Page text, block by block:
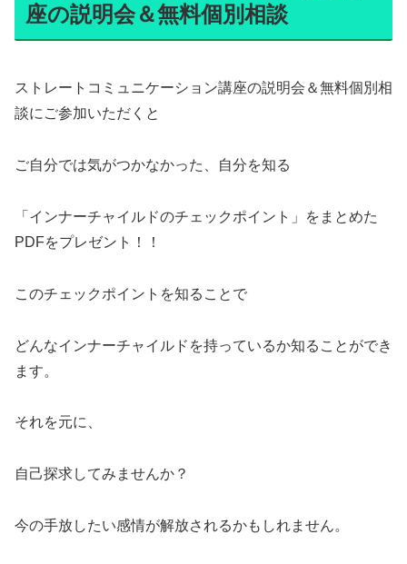
座の説明会＆無料個別相談
ストレートコミュニケーション講座の説明会＆無料個別相
談にご参加いただくと
ご自分では気がつかなかった、自分を知る
「インナーチャイルドのチェックポイント」をまとめた
PDFをプレゼント！！
このチェックポイントを知ることで
どんなインナーチャイルドを持っているか知ることができ
ます。
それを元に、
自己探求してみませんか？
今の手放したい感情が解放されるかもしれません。